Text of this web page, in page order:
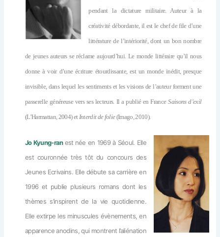
pendant la dictature militaire. Auteur à la
créativité débordante, il est le chef de file d’une
littérature de l’intériorité, dont un bon nombre
de jeunes auteurs se réclame aujourd’hui. Le monde littéraire qu’il nous
donne à voir d’une écriture étourdissante, est un monde inédit, presque
invisible, dans lequel les sentiments et les visions de l’auteur forment une
passerelle généreuse vers ses lecteurs. Il a publié en FranceSaisons d’exil
(L’Harmattan, 2004) et Interdit de folie(Imago, 2010).
Jo Kyung-ranest née en 1969 à Séoul. Elle
est couronnée très tôt du concours des
Jeunes Ecrivains. Elle débute sa carrière en
1996 et publie plusieurs romans dont les
thèmes s’inspirent de la vie quotidienne.
Elle extirpe les minuscules évènements, en
apparence anodins, qui montrent l’aliénation